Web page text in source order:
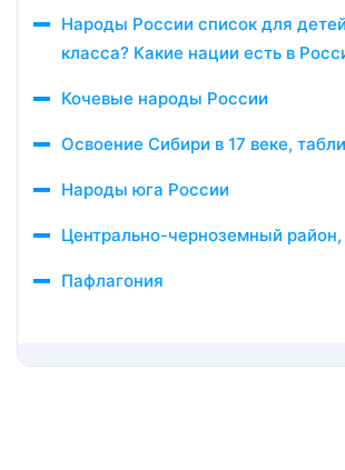
Народы России список для
класса? Какие нации есть в
Кочевые народы России
Освоение Сибири в 17 веке,
Народы юга России
Центрально-черноземный
Пафлагония